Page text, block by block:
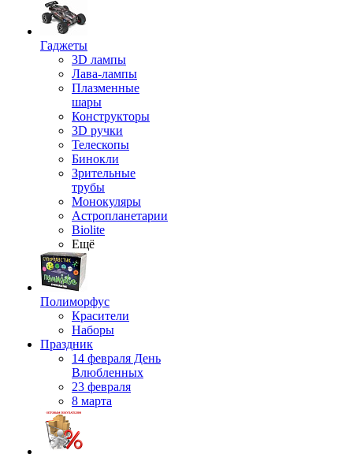
Гаджеты
3D лампы
Лава-лампы
Плазменные
шары
Конструкторы
3D ручки
Телескопы
Бинокли
Зрительные
трубы
Монокуляры
Астропланетарии
Biolite
Ещё
Полиморфус
Красители
Наборы
Праздник
14 февраля День
Влюбленных
23 февраля
8 марта